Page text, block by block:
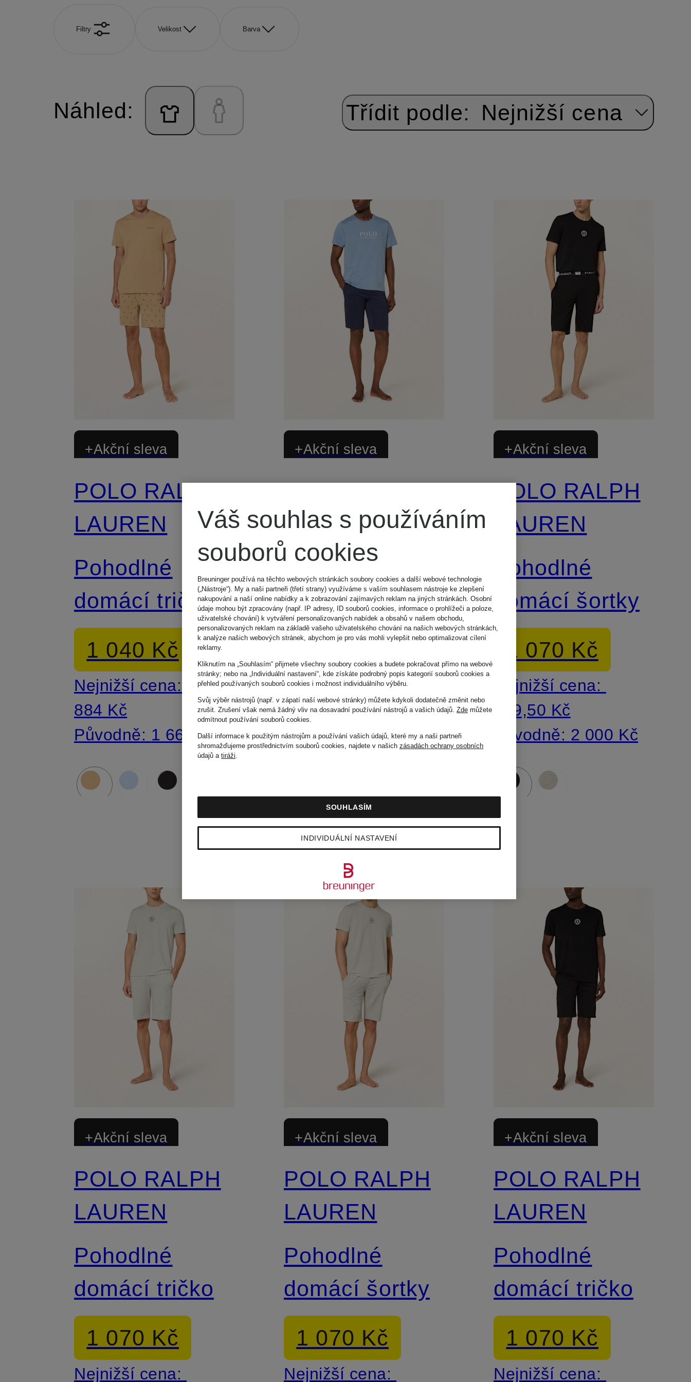
Filtry Velikost Barva
Náhled: Třídit podle: Nejnižší cena
+Akční sleva
POLO RALPH
LAUREN
Pohodlné
domácí tričko
1 040 Kč
Nejnižší cena:
884 Kč
Původně: 1 660 Kč
+Akční sleva
POLO RALPH
LAUREN
Pohodlné
domácí tričko
1 040 Kč
Nejnižší cena:
884 Kč
Původně:1 920 Kč
+Akční sleva
POLO RALPH
LAUREN
Pohodlné
domácí šortky
1 070 Kč
Nejnižší cena:
909,50 Kč
Původně: 2 000 Kč
+Akční sleva
POLO RALPH
LAUREN
Pohodlné
domácí tričko
1 070 Kč
Nejnižší cena:
+Akční sleva
POLO RALPH
LAUREN
Pohodlné
domácí šortky
1 070 Kč
Nejnižší cena:
+Akční sleva
POLO RALPH
LAUREN
Pohodlné
domácí tričko
1 070 Kč
Nejnižší cena:
Váš souhlas s používáním
souborů cookies
Breuninger používá na těchto webových stránkách soubory cookies a další webové technologie
(„Nástroje“). My a naši partneři (třetí strany) využíváme s vaším souhlasem nástroje ke zlepšení
nakupování a naší online nabídky a k zobrazování zajímavých reklam na jiných stránkách. Osobní
údaje mohou být zpracovány (např. IP adresy, ID souborů cookies, informace o prohlížeči a poloze,
uživatelské chování) k vytváření personalizovaných nabídek a obsahů v našem obchodu,
personalizovaných reklam na základě vašeho uživatelského chování na našich webových stránkách,
k analýze našich webových stránek, abychom je pro vás mohli vylepšit nebo optimalizovat cílení
reklamy.
Kliknutím na „Souhlasím“ přijmete všechny soubory cookies a budete pokračovat přímo na webové
stránky; nebo na „Individuální nastavení“, kde získáte podrobný popis kategorií souborů cookies a
přehled používaných souborů cookies i možnost individuálního výběru.
Svůj výběr nástrojů (např. v zápatí naší webové stránky) můžete kdykoli dodatečně změnit nebo
zrušit. Zrušení však nemá žádný vliv na dosavadní používání nástrojů a vašich údajů. Zde můžete
odmítnout používání souborů cookies.
Další informace k použitým nástrojům a používání vašich údajů, které my a naši partneři
shromažďujeme prostřednictvím souborů cookies, najdete v našich zásadách ochrany osobních
údajů a tiráži.
INDIVIDUÁLNÍ NASTAVENÍ
SOUHLASÍM